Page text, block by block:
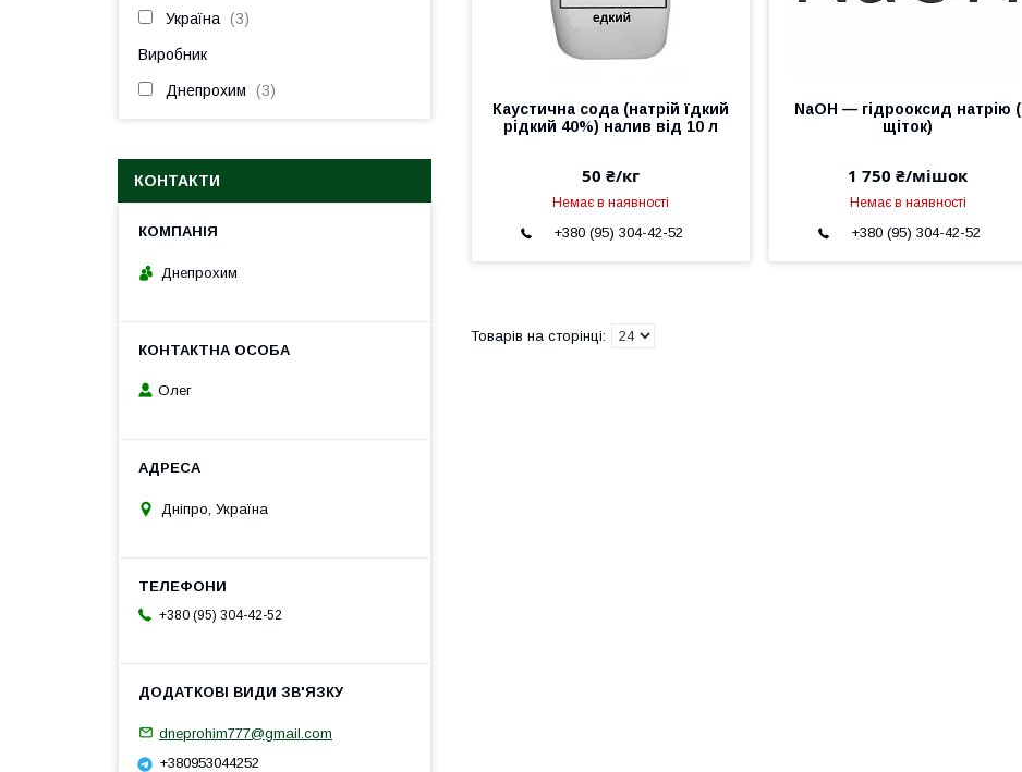
Каустична сода (натрій їдкий
рідкий 40%) налив від 10 л
50 ₴/кг
Немає в наявності
+380 (95) 304-42-52
NaOH — гідрооксид натрію (
щіток)
1 750 ₴/мішок
Немає в наявності
+380 (95) 304-42-52
Україна 3
Виробник
Днепрохим 3
КОНТАКТИ
Днепрохим
Олег
Дніпро, Україна
+380 (95) 304-42-52
dneprohim777@gmail.com
+380953044252